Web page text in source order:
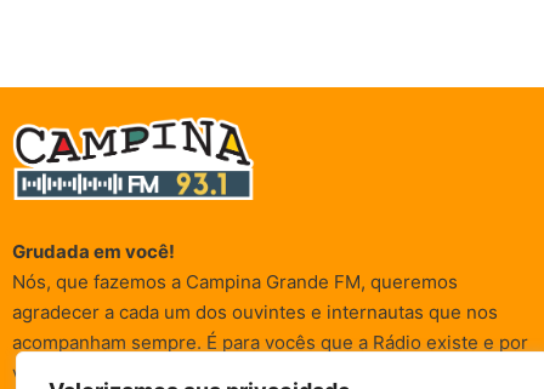
Grudada em você!
Nós, que fazemos a Campina Grande FM, queremos
agradecer a cada um dos ouvintes e internautas que nos
acompanham sempre. É para vocês que a Rádio existe e por
vocês que as informações (informativas, de entretenimento,